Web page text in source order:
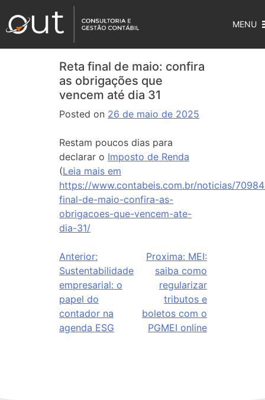
MENU
Reta final de maio: confira
as obrigações que
vencem até dia 31
Posted on 26 de maio de 2025
Restam poucos dias para
declarar o Imposto de Renda
(Leia mais em
https://www.contabeis.com.br/noticias/
final-de-maio-confira-as-
obrigacoes-que-vencem-ate-
dia-31/
Anterior:
Sustentabilidade
empresarial: o
papel do
contador na
agenda ESG
Proxima: MEI:
saiba como
regularizar
tributos e
boletos com o
PGMEI online